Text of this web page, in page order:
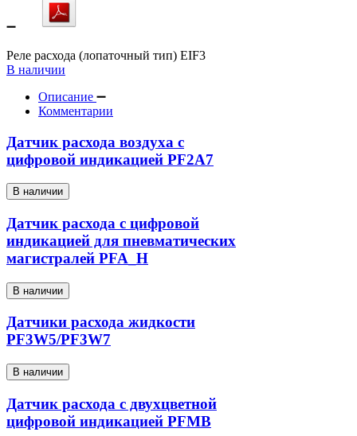
Реле расхода (лопаточный тип) EIF3
В наличии
Описание
Комментарии
Датчик расхода воздуха с
цифровой индикацией PF2A7
В наличии
Датчик расхода с цифровой
индикацией для пневматических
магистралей PFA_H
В наличии
Датчики расхода жидкости
PF3W5/PF3W7
В наличии
Датчик расхода с двухцветной
цифровой индикацией PFMB